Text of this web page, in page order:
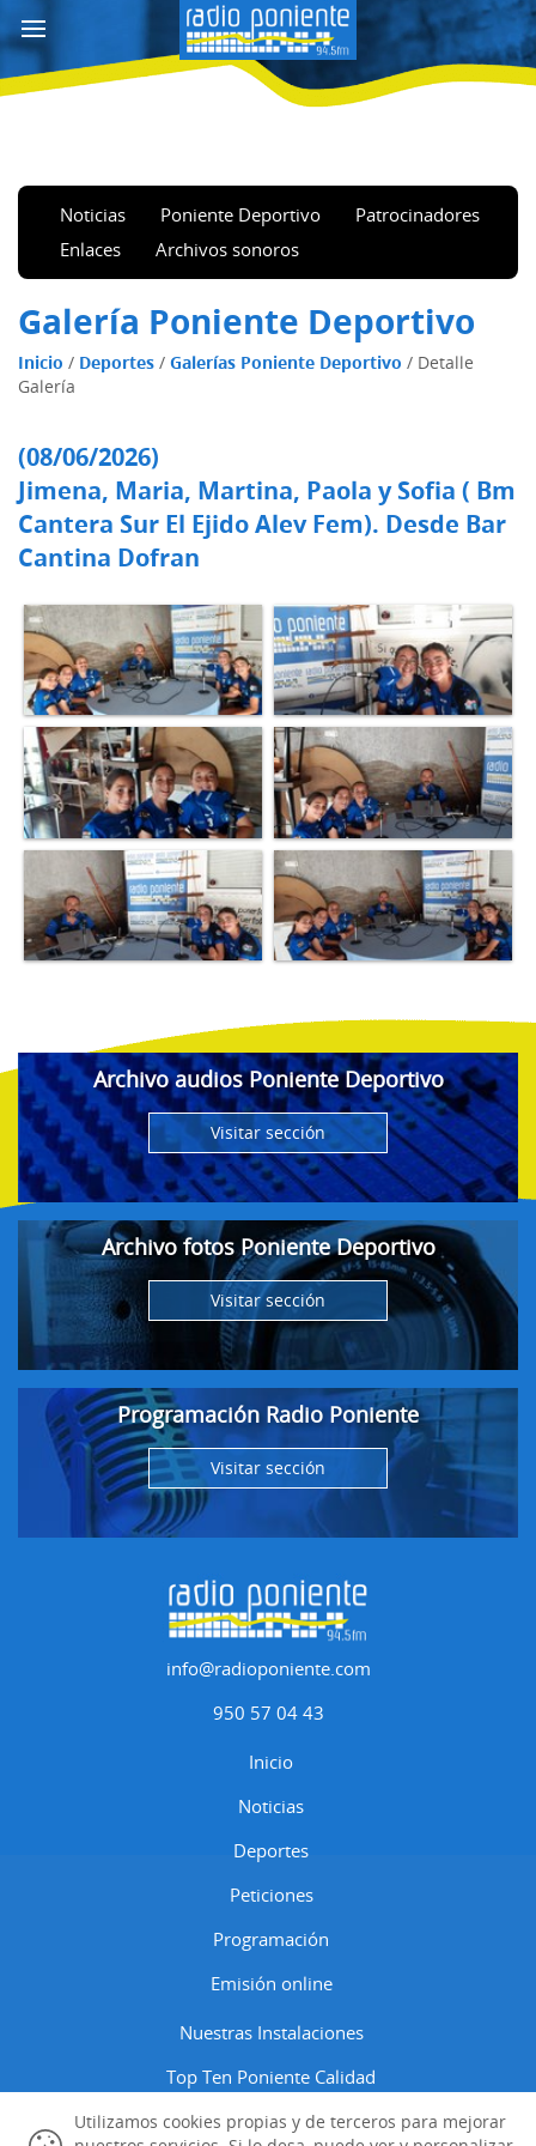
Noticias Poniente Deportivo
Patrocinadores
Enlaces
Archivos sonoros
Galería Poniente Deportivo
Inicio / Deportes / Galerías Poniente Deportivo / Detalle
Galería
(08/06/2026)
Jimena, Maria, Martina, Paola y Sofia ( Bm
Cantera Sur El Ejido Alev Fem). Desde Bar
Cantina Dofran
Archivo audios Poniente Deportivo
Visitar sección
Archivo fotos Poniente Deportivo
Visitar sección
Programación Radio Poniente
Visitar sección
info@radioponiente.com
950 57 04 43
Inicio
Noticias
Deportes
Peticiones
Programación
Emisión online
Nuestras Instalaciones
Top Ten Poniente Calidad
Contactar
Utilizamos cookies propias y de terceros para mejorar